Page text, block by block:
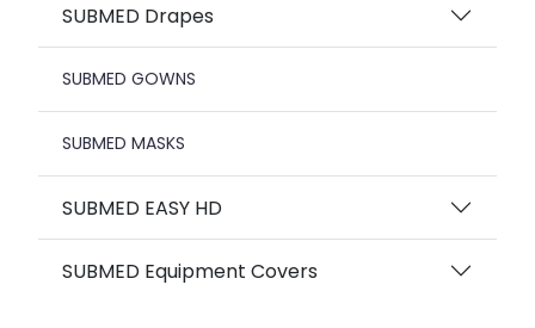
SUBMED Drapes
SUBMED GOWNS
SUBMED MASKS
SUBMED EASY HD
SUBMED Equipment Covers